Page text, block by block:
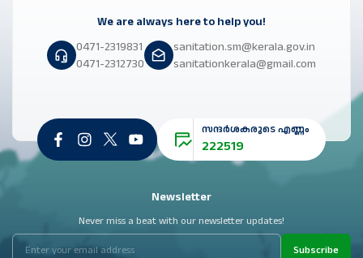
We are always here to help you!
0471-2319831
0471-2312730
sanitation.sm@kerala.gov.in
sanitationkerala@gmail.com
സന്ദർശകരുടെ എണ്ണം
222519
Newsletter
Never miss a beat with our newsletter updates!
Subscribe